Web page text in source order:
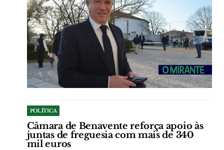
POLÍTICA
Câmara de Benavente reforça apoio às
juntas de freguesia com mais de 340
mil euros